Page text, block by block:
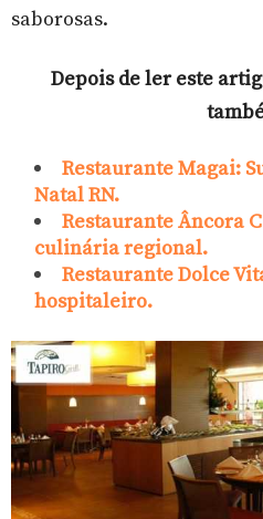
saborosas.
Depois de ler este
Restaurante Magai:
Natal RN.
Restaurante Âncora
culinária regional.
Restaurante Dolce
hospitaleiro.